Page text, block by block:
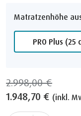
Matratzenhöhe
PRO Plus (25
2.998,00 €
1.948,70 € (inkl.